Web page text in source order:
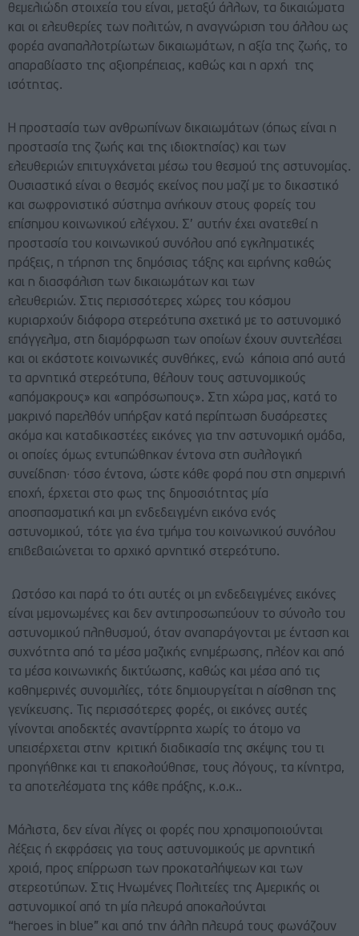
θεμελιώδη στοιχεία του είναι, μεταξύ άλλων, τα δικαιώματα
και οι ελευθερίες των πολιτών, η αναγνώριση του άλλου ως
φορέα αναπαλλοτρίωτων δικαιωμάτων, η αξία της ζωής, το
απαραβίαστο της αξιοπρέπειας, καθώς και η αρχή της
ισότητας.
Η προστασία των ανθρωπίνων δικαιωμάτων (όπως είναι η
προστασία της ζωής και της ιδιοκτησίας) και των
ελευθεριών επιτυγχάνεται μέσω του θεσμού της αστυνομίας.
Ουσιαστικά είναι ο θεσμός εκείνος που μαζί με το δικαστικό
και σωφρονιστικό σύστημα ανήκουν στους φορείς του
επίσημου κοινωνικού ελέγχου. Σ’ αυτήν έχει ανατεθεί η
προστασία του κοινωνικού συνόλου από εγκληματικές
πράξεις, η τήρηση της δημόσιας τάξης και ειρήνης καθώς
και η διασφάλιση των δικαιωμάτων και των
ελευθεριών. Στις περισσότερες χώρες του κόσμου
κυριαρχούν διάφορα στερεότυπα σχετικά με το αστυνομικό
επάγγελμα, στη διαμόρφωση των οποίων έχουν συντελέσει
και οι εκάστοτε κοινωνικές συνθήκες, ενώ κάποια από αυτά
τα αρνητικά στερεότυπα, θέλουν τους αστυνομικούς
«απόμακρους» και «απρόσωπους». Στη χώρα μας, κατά το
μακρινό παρελθόν υπήρξαν κατά περίπτωση δυσάρεστες
ακόμα και καταδικαστέες εικόνες για την αστυνομική ομάδα,
οι οποίες όμως εντυπώθηκαν έντονα στη συλλογική
συνείδηση∙ τόσο έντονα, ώστε κάθε φορά που στη σημερινή
εποχή, έρχεται στο φως της δημοσιότητας μία
αποσπασματική και μη ενδεδειγμένη εικόνα ενός
αστυνομικού, τότε για ένα τμήμα του κοινωνικού συνόλου
επιβεβαιώνεται το αρχικό αρνητικό στερεότυπο.
Ωστόσο και παρά το ότι αυτές οι μη ενδεδειγμένες εικόνες
είναι μεμονωμένες και δεν αντιπροσωπεύουν το σύνολο του
αστυνομικού πληθυσμού, όταν αναπαράγονται με ένταση και
συχνότητα από τα μέσα μαζικής ενημέρωσης, πλέον και από
τα μέσα κοινωνικής δικτύωσης, καθώς και μέσα από τις
καθημερινές συνομιλίες, τότε δημιουργείται η αίσθηση της
γενίκευσης. Τις περισσότερες φορές, οι εικόνες αυτές
γίνονται αποδεκτές αναντίρρητα χωρίς το άτομο να
υπεισέρχεται στην κριτική διαδικασία της σκέψης του τι
προηγήθηκε και τι επακολούθησε, τους λόγους, τα κίνητρα,
τα αποτελέσματα της κάθε πράξης, κ.ο.κ..
Μάλιστα, δεν είναι λίγες οι φορές που χρησιμοποιούνται
λέξεις ή εκφράσεις για τους αστυνομικούς με αρνητική
χροιά, προς επίρρωση των προκαταλήψεων και των
στερεοτύπων. Στις Ηνωμένες Πολιτείες της Αμερικής οι
αστυνομικοί από τη μία πλευρά αποκαλούνται
“heroes in blue” και από την άλλη πλευρά τους φωνάζουν